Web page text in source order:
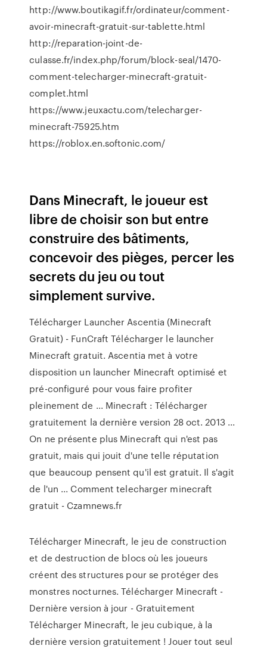
http://www.boutikagif.fr/ordinateur/comment-
avoir-minecraft-gratuit-sur-tablette.html
http://reparation-joint-de-
culasse.fr/index.php/forum/block-seal/1470-
comment-telecharger-minecraft-gratuit-
complet.html
https://www.jeuxactu.com/telecharger-
minecraft-75925.htm
https://roblox.en.softonic.com/
Dans Minecraft, le joueur est
libre de choisir son but entre
construire des bâtiments,
concevoir des pièges, percer les
secrets du jeu ou tout
simplement survive.
Télécharger Launcher Ascentia (Minecraft
Gratuit) - FunCraft Télécharger le launcher
Minecraft gratuit. Ascentia met à votre
disposition un launcher Minecraft optimisé et
pré-configuré pour vous faire profiter
pleinement de ... Minecraft : Télécharger
gratuitement la dernière version 28 oct. 2013 ...
On ne présente plus Minecraft qui n'est pas
gratuit, mais qui jouit d'une telle réputation
que beaucoup pensent qu'il est gratuit. Il s'agit
de l'un ... Comment telecharger minecraft
gratuit - Czamnews.fr
Télécharger Minecraft, le jeu de construction
et de destruction de blocs où les joueurs
créent des structures pour se protéger des
monstres nocturnes. Télécharger Minecraft -
Dernière version à jour - Gratuitement
Télécharger Minecraft, le jeu cubique, à la
dernière version gratuitement ! Jouer tout seul